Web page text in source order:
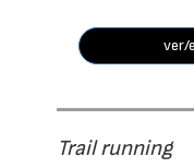
ver/
Trail running